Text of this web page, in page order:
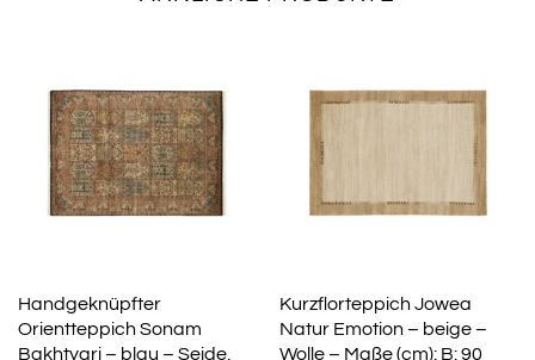
Handgeknüpfter
Orientteppich Sonam
Bakhtyari – blau – Seide,
Kurzflorteppich Jowea
Natur Emotion – beige –
Wolle – Maße (cm): B: 90